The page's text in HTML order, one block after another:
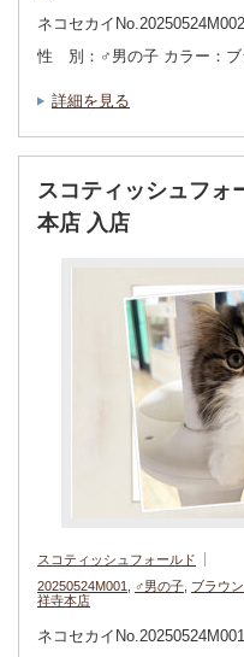
ネコセカイ
性 別：♂男の子 カラー：
詳細を見る
スコティッシュフォ
本店 入店
スコティッシュフォールド
20250524M001
♂男の子 ブラウ
祥寺本店
ネコセカイ